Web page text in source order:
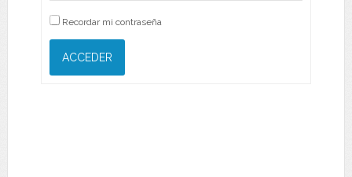
Recordar mi contraseña
ACCEDER